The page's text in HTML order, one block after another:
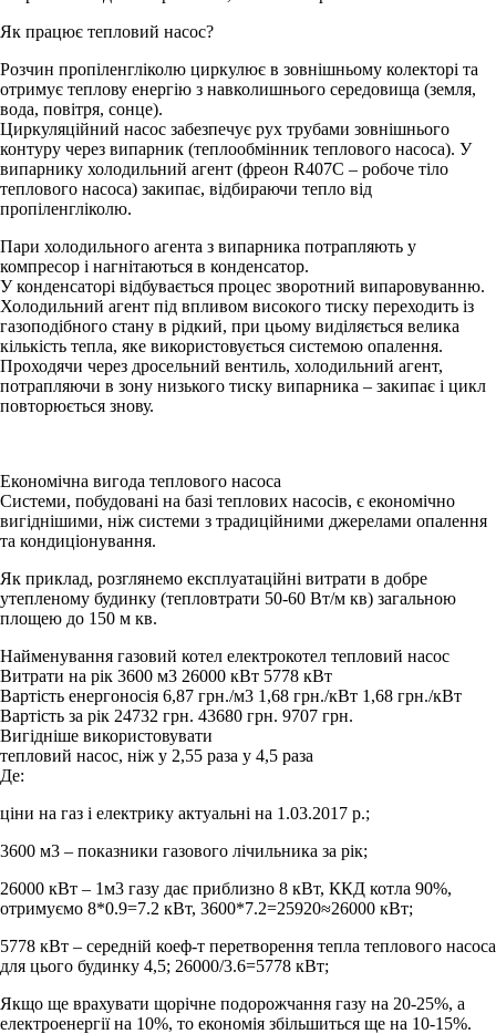
Як працює тепловий насос?
Розчин пропіленгліколю циркулює в зовнішньому колекторі та
отримує теплову енергію з навколишнього середовища (земля,
вода, повітря, сонце).
Циркуляційний насос забезпечує рух трубами зовнішнього
контуру через випарник (теплообмінник теплового насоса). У
випарнику холодильний агент (фреон R407C – робоче тіло
теплового насоса) закипає, відбираючи тепло від
пропіленгліколю.
Пари холодильного агента з випарника потрапляють у
компресор і нагнітаються в конденсатор.
У конденсаторі відбувається процес зворотний випаровуванню.
Холодильний агент під впливом високого тиску переходить із
газоподібного стану в рідкий, при цьому виділяється велика
кількість тепла, яке використовується системою опалення.
Проходячи через дросельний вентиль, холодильний агент,
потрапляючи в зону низького тиску випарника – закипає і цикл
повторюється знову.
Економічна вигода теплового насоса
Системи, побудовані на базі теплових насосів, є економічно
вигіднішими, ніж системи з традиційними джерелами опалення
та кондиціонування.
Як приклад, розглянемо експлуатаційні витрати в добре
утепленому будинку (тепловтрати 50-60 Вт/м кв) загальною
площею до 150 м кв.
Найменування газовий котел електрокотел тепловий насос
Витрати на рік 3600 м3 26000 кВт 5778 кВт
Вартість енергоносія 6,87 грн./м3 1,68 грн./кВт 1,68 грн./кВт
Вартість за рік 24732 грн. 43680 грн. 9707 грн.
Вигідніше використовувати
тепловий насос, ніж у 2,55 раза у 4,5 раза
Де:
ціни на газ і електрику актуальні на 1.03.2017 р.;
3600 м3 – показники газового лічильника за рік;
26000 кВт – 1м3 газу дає приблизно 8 кВт, ККД котла 90%,
отримуємо 8*0.9=7.2 кВт, 3600*7.2=25920≈26000 кВт;
5778 кВт – середній коеф-т перетворення тепла теплового насоса
для цього будинку 4,5; 26000/3.6=5778 кВт;
Якщо ще врахувати щорічне подорожчання газу на 20-25%, а
електроенергії на 10%, то економія збільшиться ще на 10-15%.